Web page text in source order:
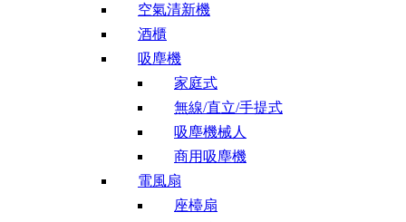
空氣清新機
酒櫃
吸塵機
家庭式
無線/直立/手提式
吸塵機械人
商用吸塵機
電風扇
座檯扇